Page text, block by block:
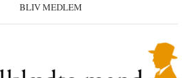
BLIV MEDLEM